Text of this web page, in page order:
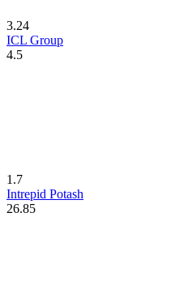
3.24
ICL Group
4.5
1.7
Intrepid Potash
26.85